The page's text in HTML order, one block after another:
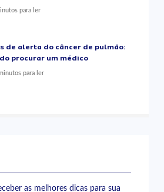
para ler
de alerta do câncer de pulmão:
procurar um médico
para ler
as melhores dicas para sua